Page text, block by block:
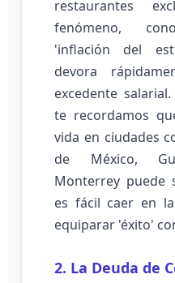
restaurantes
fenómeno,
'inflación del
devora
excedente
te recordamos
vida en ciudades
de México,
Monterrey puede
es fácil caer en
equiparar 'éxito'
2. La Deuda de